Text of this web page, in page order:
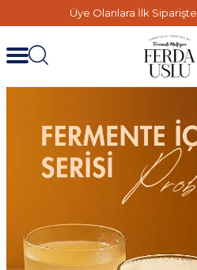
Üye Olanlara İlk Siparişte